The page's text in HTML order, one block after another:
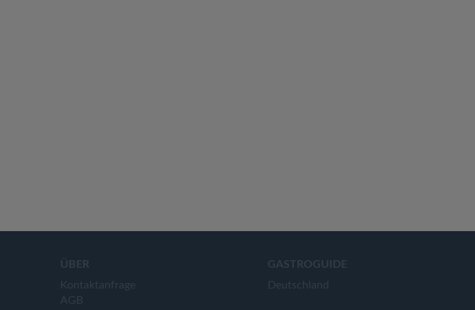
ÜBER
Kontaktanfrage
AGB
GASTROGUIDE
Deutschland